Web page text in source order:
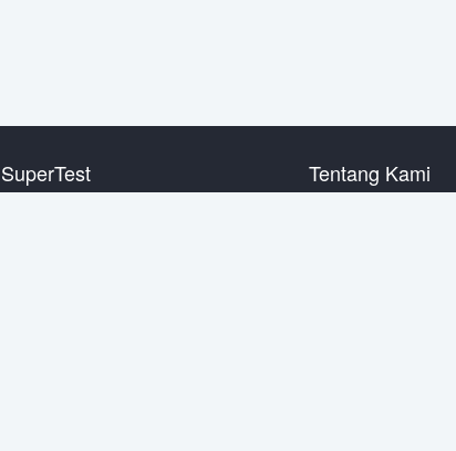
SuperTest Tentang Kami